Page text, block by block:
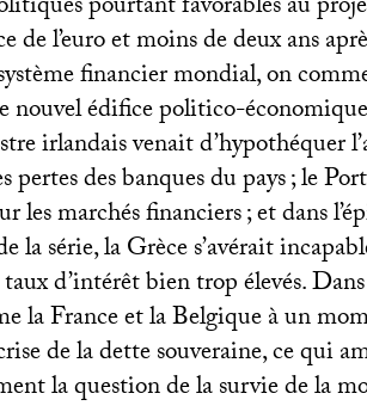
de l’euro et moins de deux ans
financier mondial, on
nouvel édifice politico-
irlandais venait d’hypothéquer
pertes des banques du pays; le
les marchés financiers; et dans
la série, la Grèce s’avérait
taux d’intérêt bien trop élevés.
la France et la Belgique à un
de la dette souveraine, ce qui
la question de la survie de la